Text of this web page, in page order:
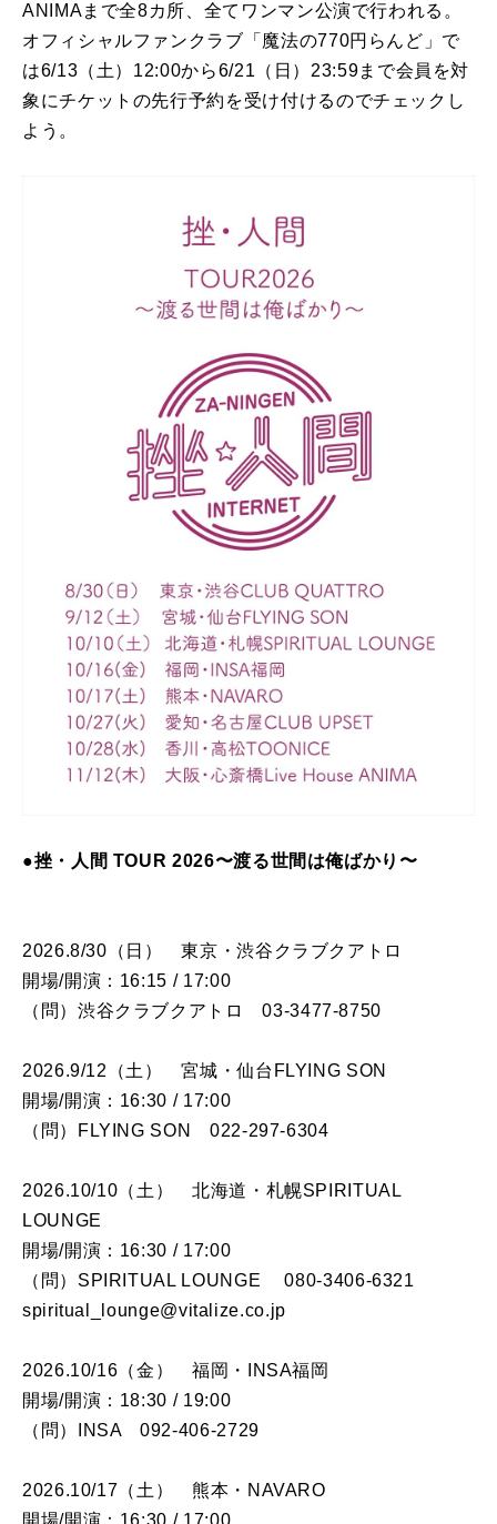
ANIMAまで全8カ所、全てワンマン公演で行われる。
オフィシャルファンクラブ「魔法の770円らんど」で
は6/13（土）12:00から6/21（日）23:59まで会員を対
象にチケットの先行予約を受け付けるのでチェックし
よう。
●挫・人間 TOUR 2026〜渡る世間は俺ばかり〜
2026.8/30（日） 東京・渋谷クラブクアトロ
開場/開演：16:15 / 17:00
（問）渋谷クラブクアトロ 03-3477-8750
2026.9/12（土） 宮城・仙台FLYING SON
開場/開演：16:30 / 17:00
（問）FLYING SON 022-297-6304
2026.10/10（土） 北海道・札幌SPIRITUAL
LOUNGE
開場/開演：16:30 / 17:00
（問）SPIRITUAL LOUNGE 080-3406-6321
spiritual_lounge@vitalize.co.jp
2026.10/16（金） 福岡・INSA福岡
開場/開演：18:30 / 19:00
（問）INSA 092-406-2729
2026.10/17（土） 熊本・NAVARO